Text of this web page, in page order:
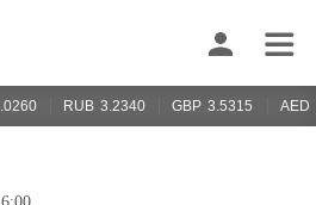
RUB 3.2340 GBP 3.5315 AED